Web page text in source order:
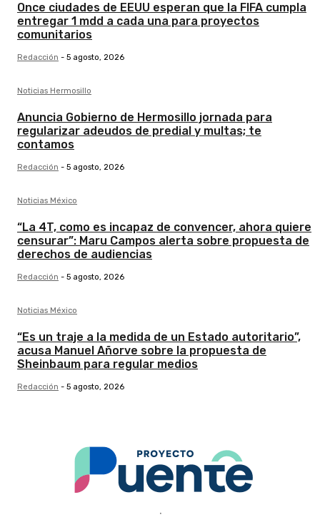
Once ciudades de EEUU esperan que la FIFA cumpla
entregar 1 mdd a cada una para proyectos
comunitarios
Redacción - 5 agosto, 2026
Noticias Hermosillo
Anuncia Gobierno de Hermosillo jornada para
regularizar adeudos de predial y multas; te
contamos
Redacción - 5 agosto, 2026
Noticias México
“La 4T, como es incapaz de convencer, ahora quiere
censurar”: Maru Campos alerta sobre propuesta de
derechos de audiencias
Redacción - 5 agosto, 2026
Noticias México
“Es un traje a la medida de un Estado autoritario”,
acusa Manuel Añorve sobre la propuesta de
Sheinbaum para regular medios
Redacción - 5 agosto, 2026
.